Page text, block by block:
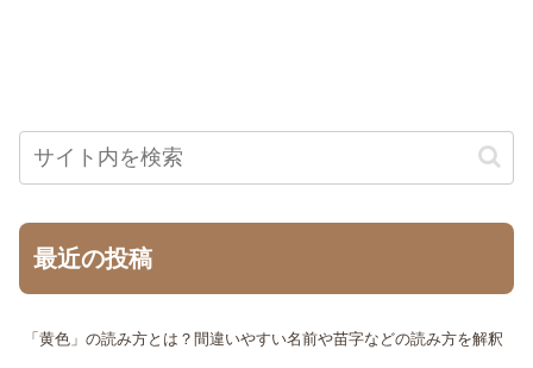
最近の投稿
「黄色」の読み方とは？間違いやすい名前や苗字などの読み方を解釈